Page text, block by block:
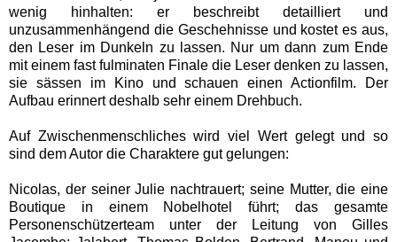
wenig hinhalten: er beschreibt detailliert und
unzusammenhängend die Geschehnisse und kostet es aus,
den Leser im Dunkeln zu lassen. Nur um dann zum Ende
mit einem fast fulminaten Finale die Leser denken zu lassen,
sie sässen im Kino und schauen einen Actionfilm. Der
Aufbau erinnert deshalb sehr einem Drehbuch.
Auf Zwischenmenschliches wird viel Wert gelegt und so
sind dem Autor die Charaktere gut gelungen:
Nicolas, der seiner Julie nachtrauert; seine Mutter, die eine
Boutique in einem Nobelhotel führt;das gesamte
Personenschützerteam unter der Leitung von Gilles